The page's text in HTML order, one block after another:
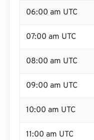
06:00 am UTC
07:00 am UTC
08:00 am UTC
09:00 am UTC
10:00 am UTC
11:00 am UTC